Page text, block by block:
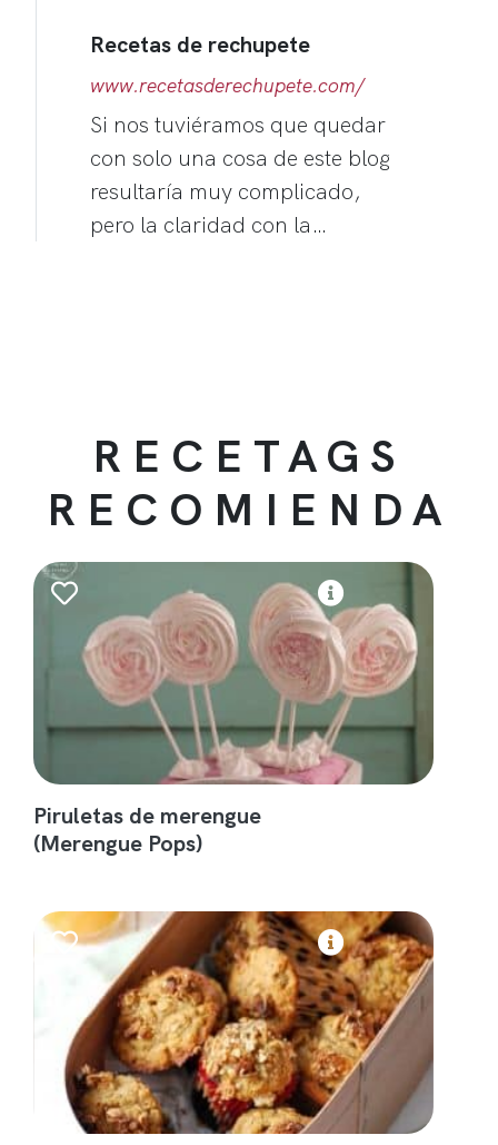
Recetas de rechupete
www.recetasderechupete.com/
Si nos tuviéramos que quedar
con solo una cosa de este blog
resultaría muy complicado,
pero la claridad con la…
RECETAGS
RECOMIENDA
Piruletas de merengue
(Merengue Pops)